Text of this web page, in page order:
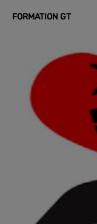
FORMATION GT